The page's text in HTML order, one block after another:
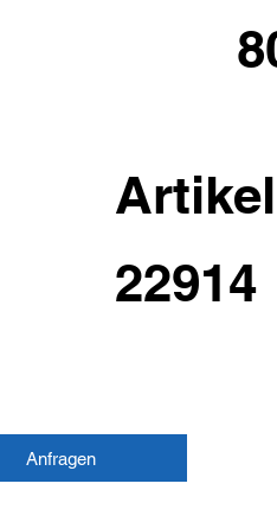
22914
Anfragen